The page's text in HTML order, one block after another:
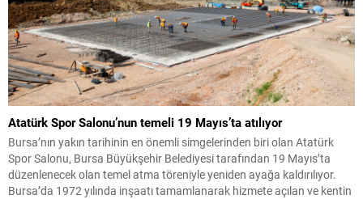
Atatürk Spor Salonu’nun temeli 19 Mayıs’ta atılıyor
Bursa’nın yakın tarihinin en önemli simgelerinden biri olan Atatürk
Spor Salonu, Bursa Büyükşehir Belediyesi tarafından 19 Mayıs’ta
düzenlenecek olan temel atma töreniyle yeniden ayağa kaldırılıyor.
Bursa’da 1972 yılında inşaatı tamamlanarak hizmete açılan ve kentin